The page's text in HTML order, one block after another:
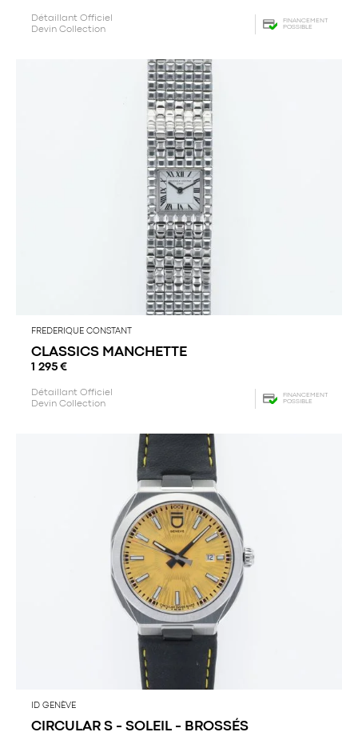
Détaillant Officiel
Devin Collection
FINANCEMENT
POSSIBLE
FREDERIQUE CONSTANT
CLASSICS MANCHETTE
1 295 €
Détaillant Officiel
Devin Collection
FINANCEMENT
POSSIBLE
ID GENÈVE
CIRCULAR S - SOLEIL - BROSSÉS